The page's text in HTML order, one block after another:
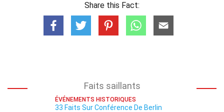
Share this Fact:
Faits saillants
ÉVÉNEMENTS HISTORIQUES
33 Faits Sur Conférence De Berlin